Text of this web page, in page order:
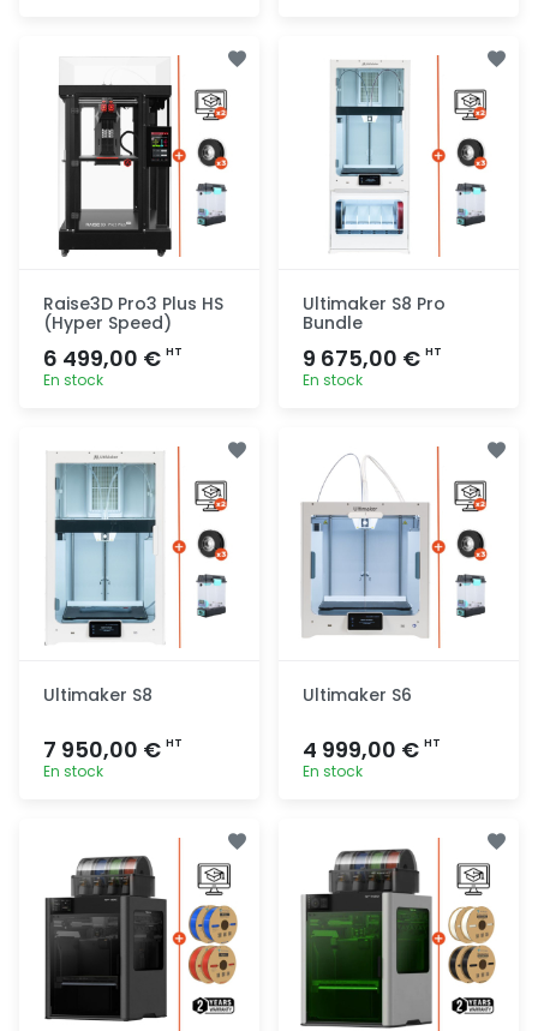
rapide
Raise3D Pro3 Plus HS
(Hyper Speed)
6 499,00 € HT
En stock
rapide
Ultimaker S8 Pro
Bundle
9 675,00 € HT
En stock
Ultimaker S8
7 950,00 € HT
En stock
Ultimaker S6
4 999,00 € HT
En stock
rapide